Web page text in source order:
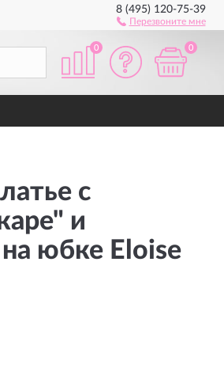
8 (495) 120-75-39
Перезвоните мне
ПЕРЕД ПОКУПКОЙ
0 0
с
и
юбке Eloise